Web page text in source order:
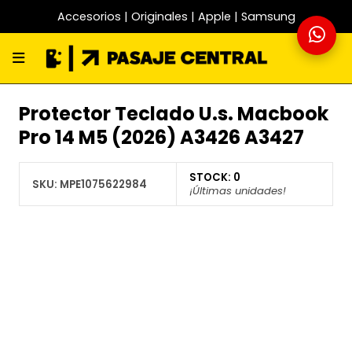
Accesorios | Originales | Apple | Samsung
Protector Teclado U.s. Macbook
Pro 14 M5 (2026) A3426 A3427
SKU: MPE1075622984 STOCK: 0
¡Últimas unidades!